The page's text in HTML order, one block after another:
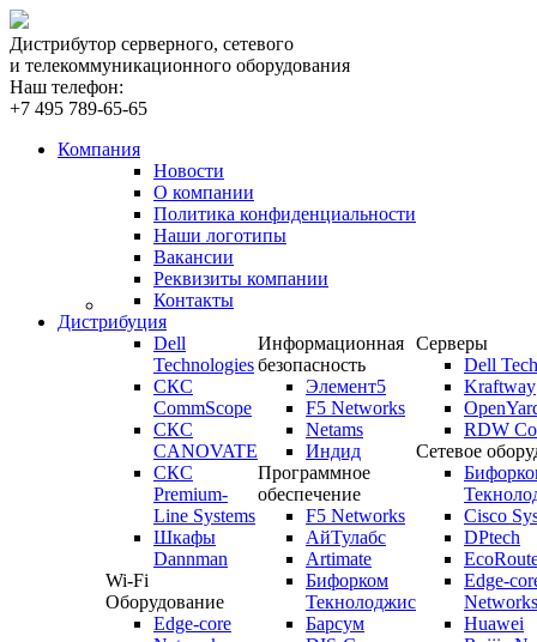
Дистрибутор серверного, сетевого
и телекоммуникационного оборудования
Наш телефон:
+7 495 789-65-65
Компания
Новости
О компании
Политика конфиденциальности
Наши логотипы
Вакансии
Реквизиты компании
Контакты
Дистрибуция
Dell
Technologies
СКС
CommScope
СКС
CANOVATE
СКС
Premium-
Line Systems
Шкафы
Dannman
Wi-Fi
Оборудование
Edge-core
Информационная
безопасность
Элемент5
F5 Networks
Netams
Индид
Программное
обеспечение
F5 Networks
АйТулабс
Artimate
Бифорком
Текнолоджис
Барсум
Серверы
Dell
Kraftway
RDW
Сетевое
Cisco
DPtech
Edge-
Networks
Huawei